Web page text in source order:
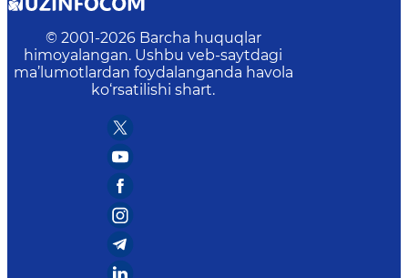
© 2001-2026 Barcha huquqlar
himoyalangan. Ushbu veb-saytdagi
ma’lumotlardan foydalanganda havola
ko‘rsatilishi shart.